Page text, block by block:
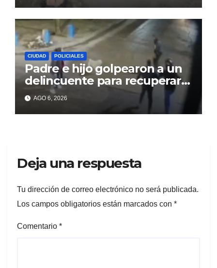
CIUDAD POLICIALES
Padre e hijo golpearon a un
delincuente para recuperar
un celular robado en Berisso
AGO 6, 2026
Deja una respuesta
Tu dirección de correo electrónico no será publicada.
Los campos obligatorios están marcados con *
Comentario *